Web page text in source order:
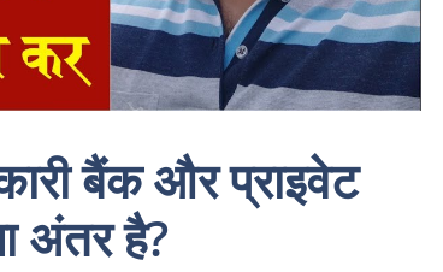
बैंक और प्राइवेट
अंतर है?